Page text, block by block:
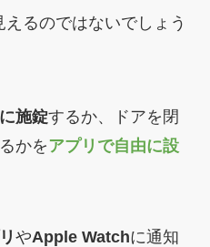
えるのではないでしょう
施錠するか、ドアを閉
かをアプリで自由に設
やApple Watchに通知